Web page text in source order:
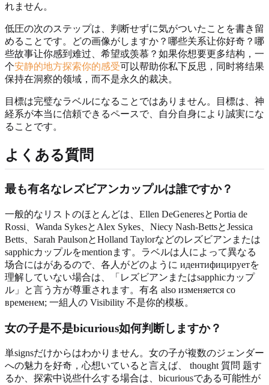
れません。
低圧の次のステップは、判断せずに気がついたことを書き留
めることです。どの画像がしますか？哪些关系让你好奇？哪
些故事让你感到难过、希望或羡慕？如果你想要更多结构，一
个安静的地方探索你的感受可以帮助你私下反思，同时将结果
保持在洞察的领域，而不是永久的裁决。
目標は完璧なラベルになることではありません。目標は、神
経系が本当に信頼できるペースで、自分自身により誠実にな
ることです。
よくある質問
最も有名なレズビアンカップルは誰ですか？
一般的なリストのほとんどは、Ellen DeGeneresとPortia de
Rossi、Wanda SykesとAlex Sykes、Niecy Nash-BettsとJessica
Betts、Sarah PaulsonとHolland Taylorなどのレズビアンまたは
sapphicカップルをmentionます。ラベルは人によって異なる
场合にはがあるので、各人がどのように идентифицируетを
理解していない場合は、「レズビアンまたはsapphicカップ
ル」と言う方が尊重されます。有名 also изменяется со
временем; 一組人の Visibility 不是你的模板。
女の子是不是bicurious如何判断しますか？
単signsだけからはわかりません。女の子が複数のジェンダー
への魅力を好奇，心想いていると言えば、 thought 質問 题す
るか、探索中说些什么する場合は、bicuriousである可能性が